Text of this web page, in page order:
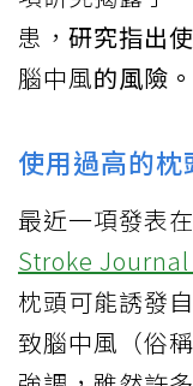
患， 研究指出
腦中風的風險。
使用過高的
最近一項發表
Stroke Journal
枕頭可能誘發
致腦中風（俗